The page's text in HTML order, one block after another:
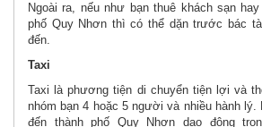
Ngoài ra, nếu như bạn thuê khách sạn
phố Quy Nhơn thì có thể dặn trước bác
đến.
Taxi
Taxi là phương tiện di chuyển tiện lợi và
nhóm bạn 4 hoặc 5 người và nhiều hành
đến thành phố Quy Nhơn dao động